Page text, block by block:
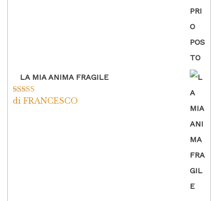
LA MIA ANIMA FRAGILE
Valutato5su
di FRANCESCO